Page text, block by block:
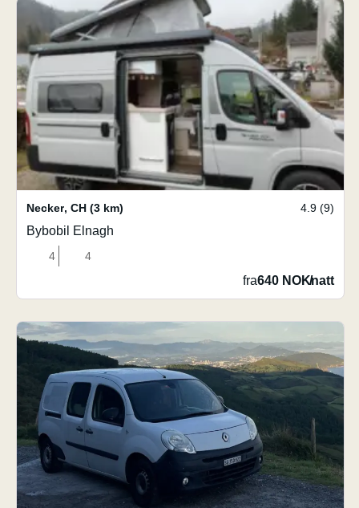
Necker, CH (3 km) 4.9 (9)
Bybobil Elnagh
4 4
fra640 NOK/natt